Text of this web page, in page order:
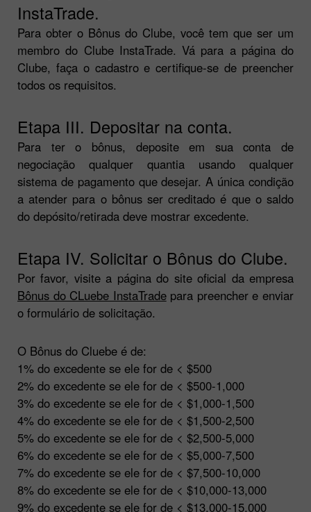
InstaTrade.
Para obter o Bônus do Clube, você tem que ser um
membro do Clube InstaTrade. Vá para a página do
Clube, faça o cadastro e certifique-se de preencher
todos os requisitos.
Etapa III. Depositar na conta.
Para ter o bônus, deposite em sua conta de
negociação qualquer quantia usando qualquer
sistema de pagamento que desejar. A única condição
a atender para o bônus ser creditado é que o saldo
do depósito/retirada deve mostrar excedente.
Etapa IV. Solicitar o Bônus do Clube.
Por favor, visite a página do site oficial da empresa
Bônus do CLuebe InstaTradepara preencher e enviar
o formulário de solicitação.
O Bônus do Cluebe é de:
1% do excedente se ele for de < $500
2% do excedente se ele for de < $500-1,000
3% do excedente se ele for de < $1,000-1,500
4% do excedente se ele for de < $1,500-2,500
5% do excedente se ele for de < $2,500-5,000
6% do excedente se ele for de < $5,000-7,500
7% do excedente se ele for de < $7,500-10,000
8% do excedente se ele for de < $10,000-13,000
9% do excedente se ele for de < $13,000-15,000